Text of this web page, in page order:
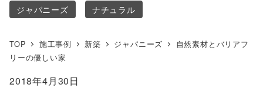
ジャパニーズ ナチュラル
TOP 施工事例 新築 ジャパニーズ
自然素材とバリアフ
リーの優しい家
2018年4月30日